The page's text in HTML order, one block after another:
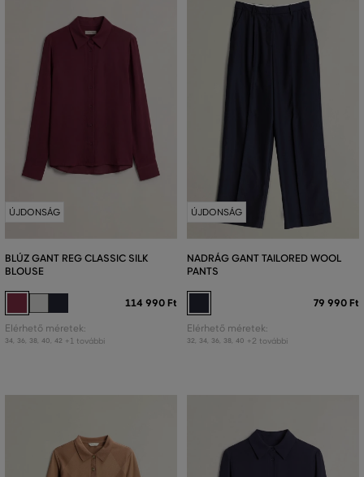
ÚJDONSÁG
BLÚZ GANT REG CLASSIC SILK
BLOUSE
114 990 Ft
Elérhető méretek:
34 36 38 40 42 +1 további
ÚJDONSÁG
NADRÁG GANT TAILORED WOOL
PANTS
79 990 Ft
Elérhető méretek:
32 34 36 38 40 +2 további